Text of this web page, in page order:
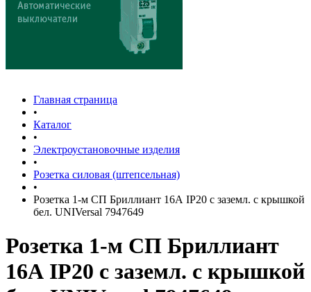
Главная страница
•
Каталог
•
Электроустановочные изделия
•
Розетка силовая (штепсельная)
•
Розетка 1-м СП Бриллиант 16А IP20 с заземл. с крышкой
бел. UNIVersal 7947649
Розетка 1-м СП Бриллиант
16А IP20 с заземл. с крышкой